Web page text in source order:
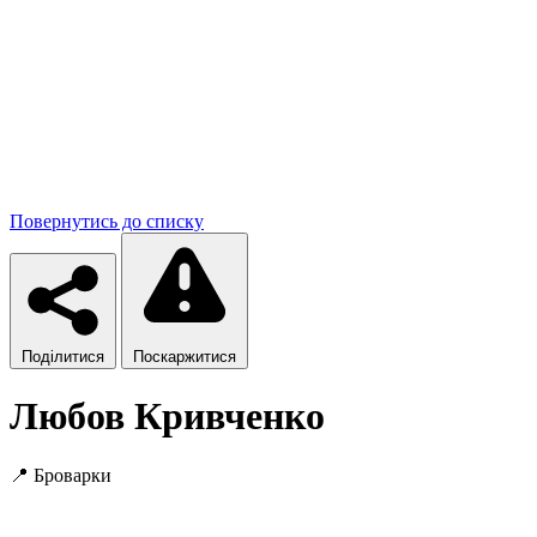
Повернутись до списку
Поділитися Поскаржитися
Любов Кривченко
📍 Броварки